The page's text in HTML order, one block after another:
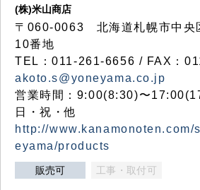
(株)米山商店
〒060-0063 北海道札幌市中央
10番地
TEL：011-261-6656 / FAX：
akoto.s@yoneyama.co.jp
営業時間：9:00(8:30)〜
日・祝・他
http://www.kanamonoten.com/
eyama/products
販売可 工事・取付可